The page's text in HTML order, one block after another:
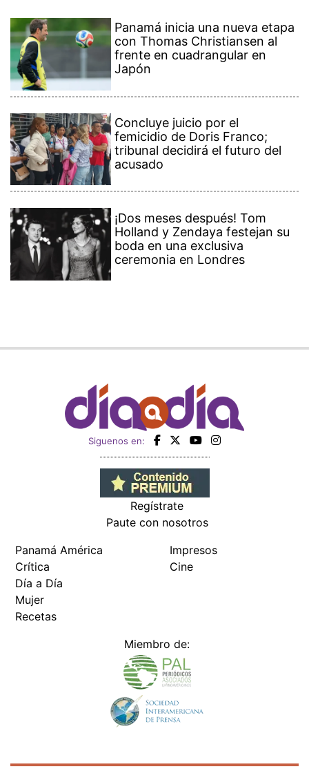
Panamá inicia una nueva etapa
con Thomas Christiansen al
frente en cuadrangular en
Japón
Concluye juicio por el
femicidio de Doris Franco;
tribunal decidirá el futuro del
acusado
¡Dos meses después! Tom
Holland y Zendaya festejan su
boda en una exclusiva
ceremonia en Londres
Siguenos en:
Regístrate
Paute con nosotros
Panamá América
Crítica
Día a Día
Mujer
Recetas
Impresos
Cine
Miembro de: